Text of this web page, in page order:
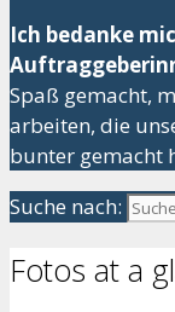
Ich bedanke
Spaß gemacht,
arbeiten, die
bunter gemacht
Suche nach:
Fotos at a